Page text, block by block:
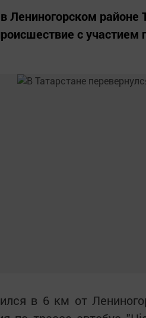
Лениногорском
с участием
в 6 км от